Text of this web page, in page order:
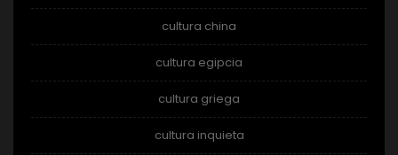
cultura china
cultura egipcia
cultura griega
cultura inquieta